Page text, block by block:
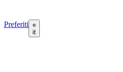
Preferiti
it